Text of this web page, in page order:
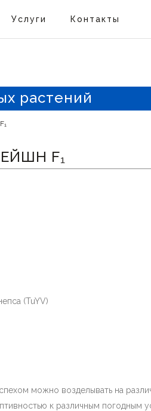
Услуги Контакты
растений
F₁
(TuYV)
можно возделывать на
к различным погодным